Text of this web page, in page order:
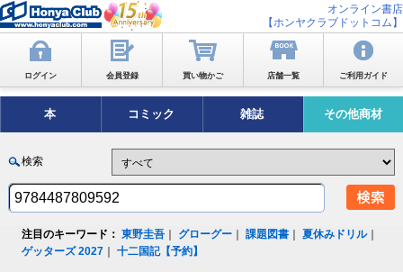
オンライン書店
【ホンヤクラブドットコム】
ログイン 会員登録 買い物かご 店舗一覧 ご利用ガイド
本 コミック 雑誌 その他商材
検索
注目のキーワード： 東野圭吾 グローグー ｜課題図書 ｜夏休みドリル｜
ゲッターズ 2027 ｜十二国記【予約】